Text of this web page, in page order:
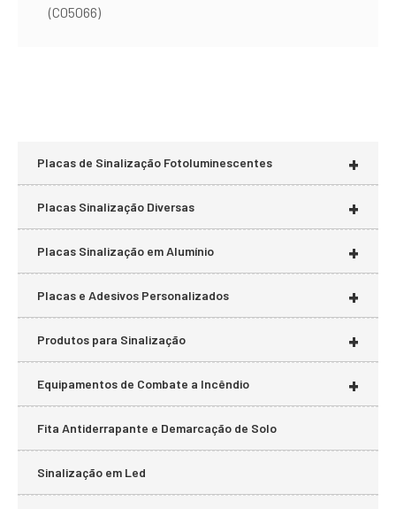
(C05066)
+
Placas de Sinalização Fotoluminescentes
+
Placas Sinalização Diversas
+
Placas Sinalização em Alumínio
+
Placas e Adesivos Personalizados
+
Produtos para Sinalização
+
Equipamentos de Combate a Incêndio
Fita Antiderrapante e Demarcação de Solo
Sinalização em Led